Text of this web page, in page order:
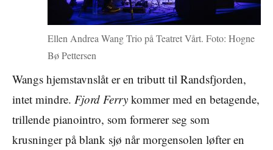
Ellen Andrea Wang Trio på Teatret Vårt. Foto: Hogne
Bø Pettersen
Wangs hjemstavnslåt er en tributt til Randsfjorden,
intet mindre. Fjord Ferry kommer med en betagende,
trillende pianointro, som formerer seg som
krusninger på blank sjø når morgensolen løfter en